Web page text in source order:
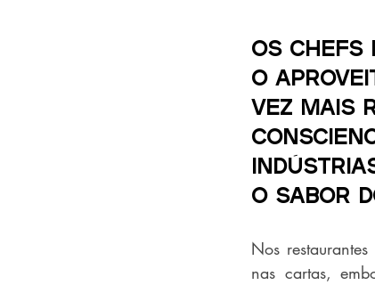
Os chefs
o
vez mais
o sabor
Nos
nas cartas,